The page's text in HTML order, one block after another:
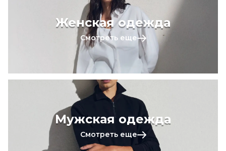
Женская одежда
Смотреть еще
Мужская одежда
Смотреть еще